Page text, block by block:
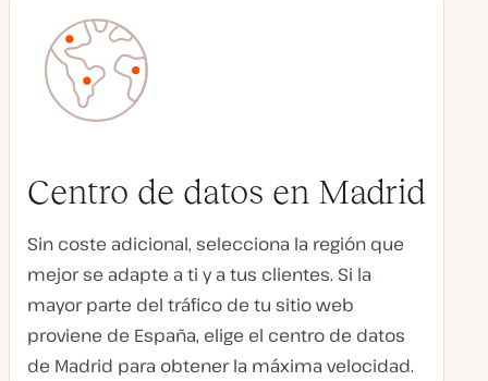
Centro de datos en Madrid
Sin coste adicional, selecciona la región que
mejor se adapte a ti y a tus clientes. Si la
mayor parte del tráfico de tu sitio web
proviene de España, elige el centro de datos
de Madrid para obtener la máxima velocidad.